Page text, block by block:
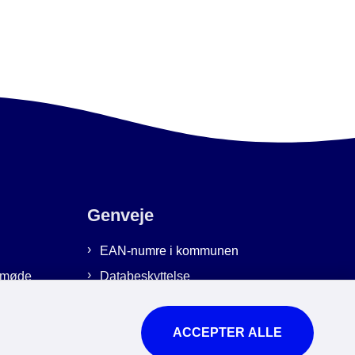
Genveje
EAN-numre i kommunen
Databeskyttelse
Tilgængelighedserklæring
Brug af kunstig intelligens
ACCEPTER ALLE